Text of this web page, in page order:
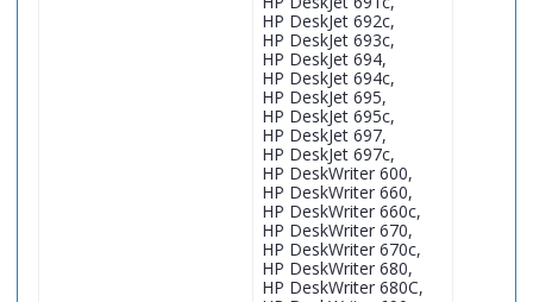
HP DeskJet 692c,
HP DeskJet 693c,
HP DeskJet 694,
HP DeskJet 694c,
HP DeskJet 695,
HP DeskJet 695c,
HP DeskJet 697,
HP DeskJet 697c,
HP DeskWriter 600,
HP DeskWriter 660,
HP DeskWriter 660c,
HP DeskWriter 670,
HP DeskWriter 670c,
HP DeskWriter 680,
HP DeskWriter 680C,